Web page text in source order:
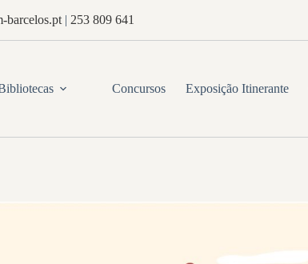
barcelos.pt | 253 809 641
Concursos Exposição Itinerante